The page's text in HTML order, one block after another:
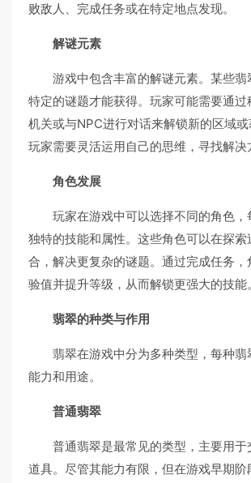
败敌人、完成任务或在特定地点发现。
解谜元素
游戏中包含丰富的解谜元素。某些
特定的谜题才能获得。玩家可能需要通过
机关或与NPC进行对话来解锁新的区域或
玩家需要灵活运用自己的思维，寻找解决
角色发展
玩家在游戏中可以选择不同的角色
独特的技能和属性。这些角色可以在探
合，解决更复杂的谜题。通过完成任务
验值并提升等级，从而解锁更强大的技能。
翡翠的种类与作用
翡翠在游戏中分为多种类型，每种翡
能力和用途。
普通翡翠
普通翡翠是最常见的类型，主要用于
道具。尽管其能力有限，但在游戏早期阶